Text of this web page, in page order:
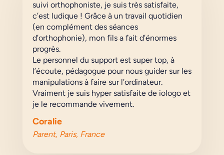
suivi orthophoniste, je suis très satisfaite,
c’est ludique ! Grâce à un travail quotidien
(en complément des séances
d’orthophonie), mon fils a fait d’énormes
progrès.
Le personnel du support est super top, à
l’écoute, pédagogue pour nous guider sur les
manipulations à faire sur l’ordinateur.
Vraiment je suis hyper satisfaite de iologo et
je le recommande vivement.
Coralie
Parent, Paris, France